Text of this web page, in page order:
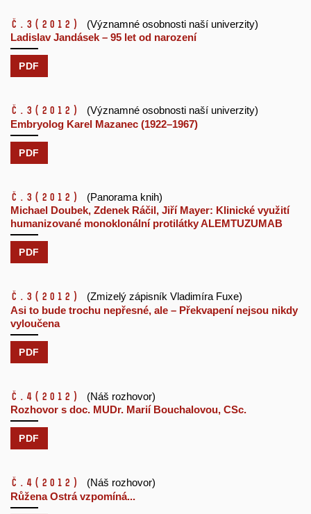
č.3 (2012)
(Významné osobnosti naší univerzity)
Ladislav Jandásek – 95 let od narození
PDF
č.3 (2012)
(Významné osobnosti naší univerzity)
Embryolog Karel Mazanec (1922–1967)
PDF
č.3 (2012)
(Panorama knih)
Michael Doubek, Zdenek Ráčil, Jiří Mayer: Klinické využití
humanizované monoklonální protilátky ALEMTUZUMAB
PDF
č.3 (2012)
(Zmizelý zápisník Vladimíra Fuxe)
Asi to bude trochu nepřesné, ale – Překvapení nejsou nikdy
vyloučena
PDF
č.4 (2012)
(Náš rozhovor)
Rozhovor s doc. MUDr. Marií Bouchalovou, CSc.
PDF
č.4 (2012)
(Náš rozhovor)
Růžena Ostrá vzpomíná...